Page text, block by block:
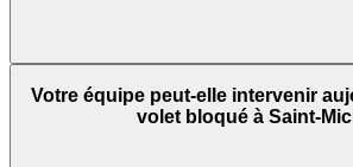
Votre équipe peut-elle intervenir
volet bloqué à Saint-